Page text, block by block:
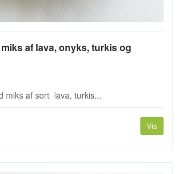
af lava, onyks, turkis og
miks af sort lava, turkis...
Vis